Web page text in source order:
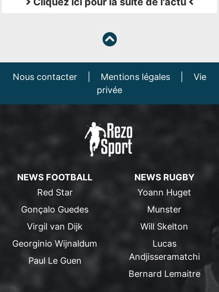
Nous contacter Mentions légales
Vie
privée
NEWS FOOTBALL
Red Star
Gonçalo Guedes
Virgil van Dijk
Georginio Wijnaldum
Paul Le Guen
NEWS RUGBY
Yoann Huget
Munster
Will Skelton
Lucas
Andjisseramatchi
Bernard Lemaitre